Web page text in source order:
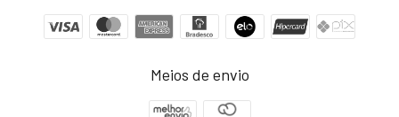
Meios de envio